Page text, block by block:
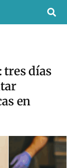
tres días
en